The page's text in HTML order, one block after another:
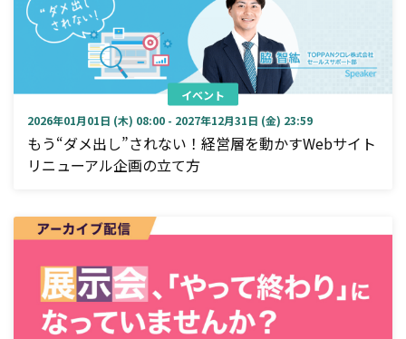
イベント
2026年01月01日 (木) 08:00 - 2027年12月31日 (金) 23:59
もう“ダメ出し”されない！経営層を動かすWebサイト
リニューアル企画の立て方